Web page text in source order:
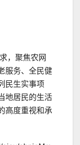
，聚焦农网
服务、全民健
民生实事项
地居民的生活
高度重视和承